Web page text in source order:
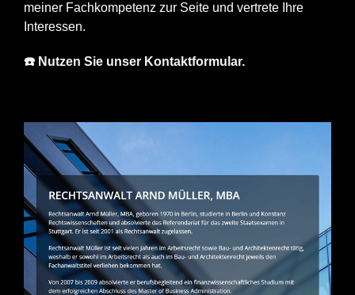
meiner Fachkompetenz zur Seite und vertrete Ihre
Interessen.
☎️ Nutzen Sie unser Kontaktformular.